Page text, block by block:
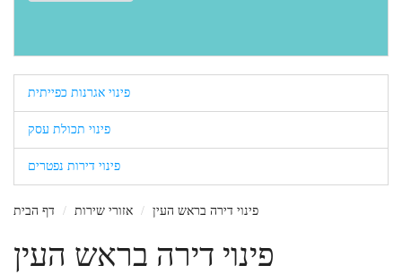
פינוי אגרנות כפייתית
פינוי תכולת עסק
פינוי דירות נפטרים
דף הבית אזורי שירות פינוי דירה בראש העין
פינוי דירה בראש העין